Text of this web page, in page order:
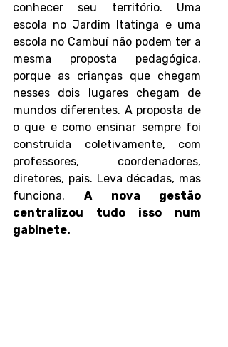
conhecer seu território. Uma
escola no Jardim Itatinga e uma
escola no Cambuí não podem ter a
mesma proposta pedagógica,
porque as crianças que chegam
nesses dois lugares chegam de
mundos diferentes. A proposta de
o que e como ensinar sempre foi
construída coletivamente, com
professores, coordenadores,
diretores, pais. Leva décadas, mas
funciona. A nova gestão
centralizou tudo isso num
gabinete.